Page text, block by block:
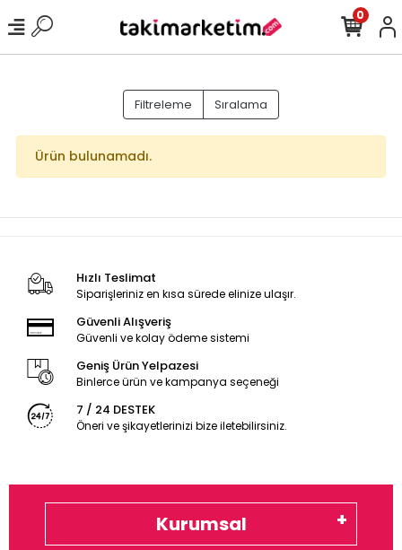
0
Filtreleme Sıralama
Ürün bulunamadı.
Hızlı Teslimat
Siparişleriniz en kısa sürede elinize ulaşır.
Güvenli Alışveriş
Güvenli ve kolay ödeme sistemi
Geniş Ürün Yelpazesi
Binlerce ürün ve kampanya seçeneği
7 / 24 DESTEK
Öneri ve şikayetlerinizi bize iletebilirsiniz.
Kurumsal